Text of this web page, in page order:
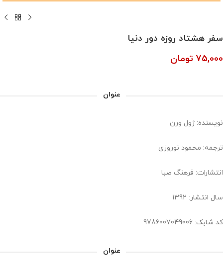
سفر هشتاد روزه دور دنیا
75,000 تومان
عنوان
نویسنده: ژول ورن
ترجمه: محمود نوروزی
انتشارات: فرهنگ صبا
سال انتشار: 1392
کد شابک: 9786007049006
عنوان